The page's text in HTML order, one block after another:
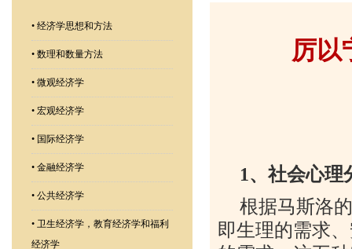
• 经济学思想和方法
• 数理和数量方法
• 微观经济学
• 宏观经济学
• 国际经济学
• 金融经济学
• 公共经济学
• 卫生经济学，教育经济学和福利
经济学
厉以
1、社会心理
根据马斯洛
即生理的需求